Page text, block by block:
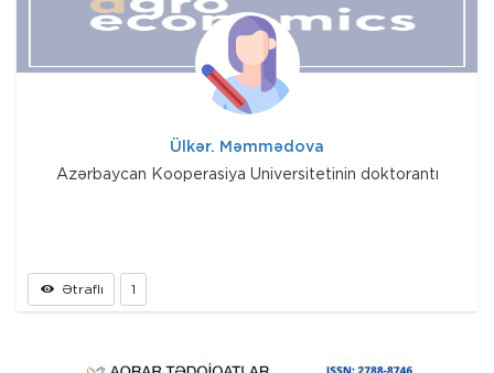
Ülkər. Məmmədova
Azərbaycan Kooperasiya Universitetinin doktorantı
Ətraflı 1